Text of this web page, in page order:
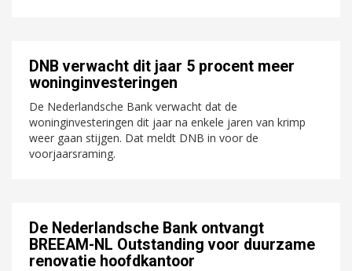
DNB verwacht dit jaar 5 procent meer
woninginvesteringen
De Nederlandsche Bank verwacht dat de
woninginvesteringen dit jaar na enkele jaren van krimp
weer gaan stijgen. Dat meldt DNB in voor de
voorjaarsraming.
De Nederlandsche Bank ontvangt
BREEAM-NL Outstanding voor duurzame
renovatie hoofdkantoor